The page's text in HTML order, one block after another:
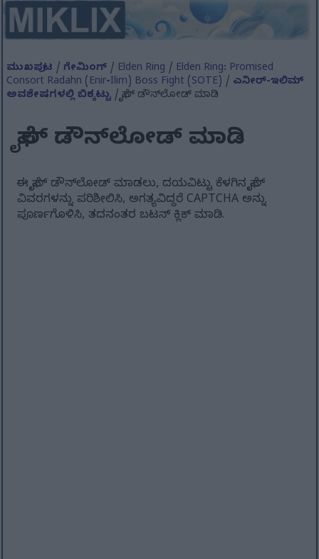
ಮುಖಪುಟ / ಗೇಮಿಂಗ್ / Elden Ring / Elden Ring: Promised
Consort Radahn (Enir-Ilim) Boss Fight (SOTE) / ಎನೀರ್-ಇಲಿಮ್
ಅವಶೇಷಗಳಲ್ಲಿ ಬಿಕ್ಕಟ್ಟು / ಫೈಲ್ ಡೌನ್‌ಲೋಡ್ ಮಾಡಿ
ಫೈಲ್ ಡೌನ್‌ಲೋಡ್ ಮಾಡಿ
ಈ ಫೈಲ್ ಡೌನ್‌ಲೋಡ್ ಮಾಡಲು, ದಯವಿಟ್ಟು ಕೆಳಗಿನ ಫೈಲ್
ವಿವರಗಳನ್ನು ಪರಿಶೀಲಿಸಿ, ಅಗತ್ಯವಿದ್ದರೆ CAPTCHA ಅನ್ನು
ಪೂರ್ಣಗೊಳಿಸಿ, ತದನಂತರ ಬಟನ್ ಕ್ಲಿಕ್ ಮಾಡಿ.